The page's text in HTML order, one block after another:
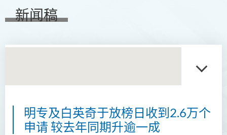
新闻稿
明专及白英奇于放榜日收到2.6万个
申请 较去年同期升逾一成